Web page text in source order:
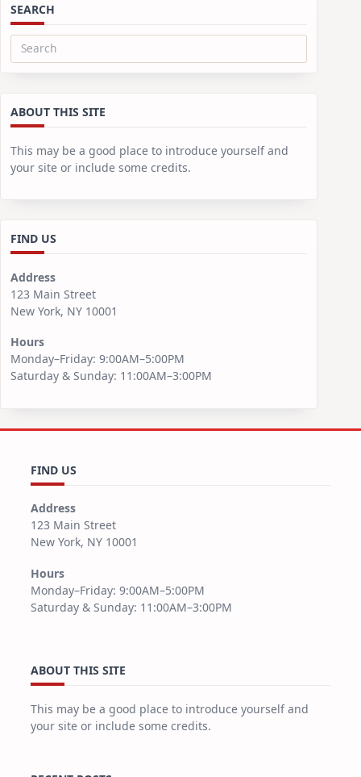
SEARCH
Search
ABOUT THIS SITE
This may be a good place to introduce yourself and
your site or include some credits.
FIND US
Address
123 Main Street
New York, NY 10001
Hours
Monday–Friday: 9:00AM–5:00PM
Saturday & Sunday: 11:00AM–3:00PM
FIND US
Address
123 Main Street
New York, NY 10001
Hours
Monday–Friday: 9:00AM–5:00PM
Saturday & Sunday: 11:00AM–3:00PM
ABOUT THIS SITE
This may be a good place to introduce yourself and
your site or include some credits.